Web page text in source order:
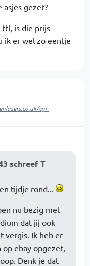
asjes gezet?
ttl, is die prijs
ik er wel zo eentje
cgi-
schreef T
tijdje rond...
nu bezig met
dat jij ook
vergis. Ik heb er
op ebay opgezet,
Denk je dat